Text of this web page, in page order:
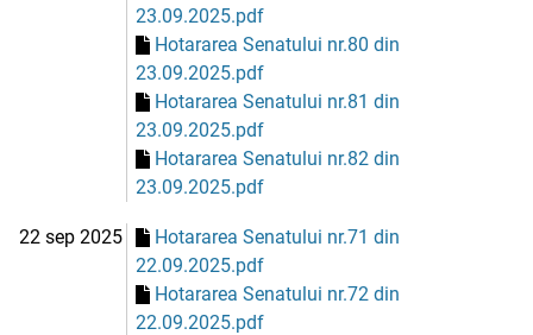
23.09.2025.pdf
Hotararea Senatului nr.80 din
23.09.2025.pdf
Hotararea Senatului nr.81 din
23.09.2025.pdf
Hotararea Senatului nr.82 din
23.09.2025.pdf
22 sep 2025
Hotararea Senatului nr.71 din
22.09.2025.pdf
Hotararea Senatului nr.72 din
22.09.2025.pdf